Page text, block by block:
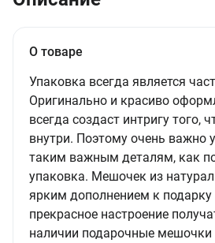
О товаре
Упаковка всегда является
Оригинально и красиво
всегда создаст интригу того,
внутри. Поэтому очень важно
таким важным деталям, как
упаковка. Мешочек из
ярким дополнением к подарку
прекрасное настроение
наличии подарочные